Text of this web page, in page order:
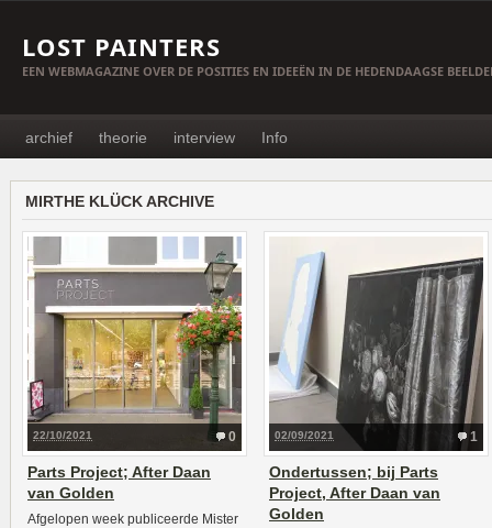
LOST PAINTERS
EEN WEBMAGAZINE OVER DE POSITIES EN IDEEËN IN DE HEDENDAAGSE
archief theorie interview Info
MIRTHE KLÜCK ARCHIVE
0
22/10/2021
Parts Project; After Daan
van Golden
Afgelopen week publiceerde Mister
1
02/09/2021
Ondertussen; bij Parts
Project, After Daan van
Golden